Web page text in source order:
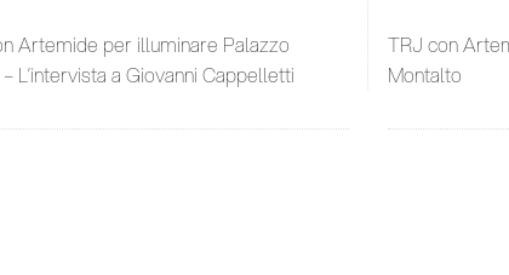
Artemide per illuminare Palazzo
L’intervista a Giovanni Cappelletti
TRJ con
Montalto